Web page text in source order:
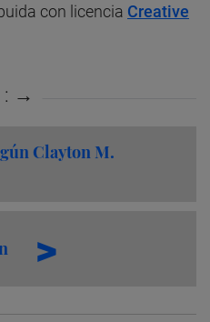
con licencia Creative
Clayton M.